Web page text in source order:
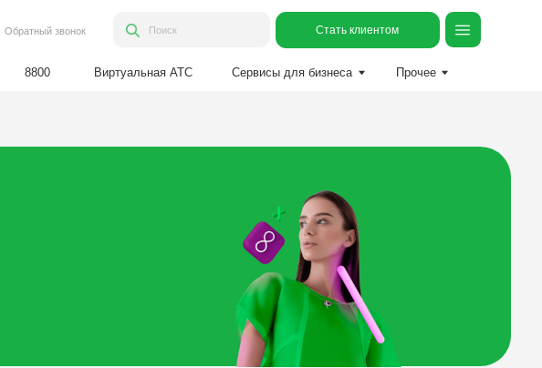
Сервисы для бизнеса
Виртуальная АТС